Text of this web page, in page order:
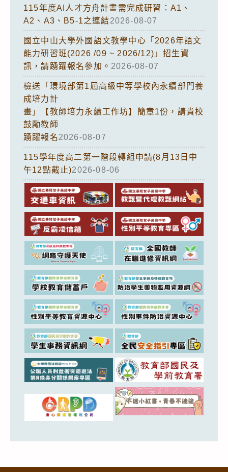
115年度AI人才方舟計畫需完成研習：A1、
A2、A3、B5-1之連結2026-08-07
國立中山大學外國語文教學中心「2026年語文
能力研習班(2026 /09 ~ 2026/12)」招生資
訊，請踴躍報名參加。 2026-08-07
檢送「環境部第1屆高級中等學校內永續部門養
成培力計
畫」【教師培力永續工作坊】簡章1份，請貴校
鼓勵教師
踴躍報名2026-08-07
115學年度高二第一階段轉組申請(8月13日中
午12點截止)2026-08-06